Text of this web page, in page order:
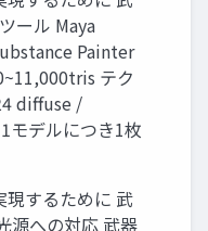
ール Maya
Painter
テク
diffuse /
デルにつき1枚
現するために 武
源への対応 武器